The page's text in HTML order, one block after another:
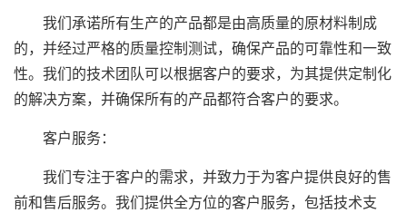
我们承诺所有生产的产品都是由高质量的原材料制成
的，并经过严格的质量控制测试，确保产品的可靠性和一致
性。我们的技术团队可以根据客户的要求，为其提供定制化
的解决方案，并确保所有的产品都符合客户的要求。
客户服务：
我们专注于客户的需求，并致力于为客户提供良好的售
前和售后服务。我们提供全方位的客户服务，包括技术支